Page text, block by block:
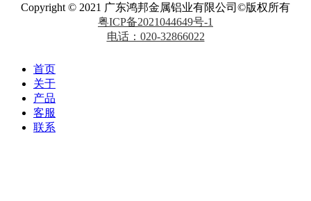
Copyright © 2021 广东鸿邦金属铝业有限公司©版权所有
粤ICP备2021044649号-1
电话：020-32866022
首页
关于
产品
客服
联系